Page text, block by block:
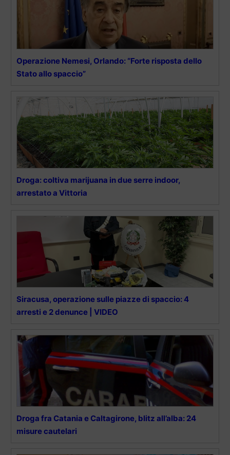
Operazione Nemesi, Orlando: “Forte risposta dello
Stato allo spaccio”
Droga: coltiva marijuana in due serre indoor,
arrestato a Vittoria
Siracusa, operazione sulle piazze di spaccio: 4
arresti e 2 denunce | VIDEO
Droga fra Catania e Caltagirone, blitz all’alba: 24
misure cautelari